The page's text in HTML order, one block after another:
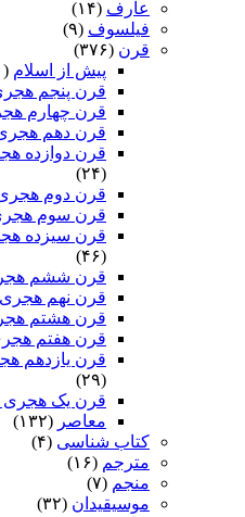
عارف (۱۴)
فیلسوف (۹)
قرن (۳۷۶)
پیش از اسلام (۱)
قرن پنجم هجری – ۳۸۸ الی
قرن چهارم هجری – ۲۹۱ الی
قرن دهم هجری – ۸۷۳ الی
قرن دوازده هجری – ۱۰۶۷
(۲۴)
قرن دوم هجری – ۹۷ الی ۱۹۴
قرن سوم هجری – ۱۹۴ الی
قرن سیزده هجری – ۱۱۶۴ الی
(۴۶)
قرن ششم هجری – ۴۸۵ الی
قرن نهم هجری – ۷۷۶ الی ۸۷۳
قرن هشتم هجری – ۶۷۹ الی
قرن هفتم هجری ۵۸۲ الی ۶۷۹
قرن یازدهم هجری – ۹۷۰ الی
(۲۹)
قرن یک هجری – ۱ الی ۹۷
معاصر (۱۳۲)
کتاب شناسی (۴)
مترجم (۱۶)
منجم (۷)
موسیقیدان (۳۲)